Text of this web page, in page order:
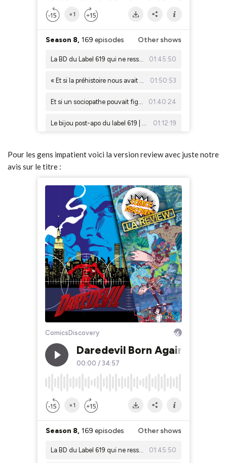
Pour les gens impatient voici la version review avec juste notre
avis sur le titre :